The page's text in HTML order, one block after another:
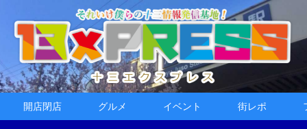
開店閉店 グルメ イベント 街レポ